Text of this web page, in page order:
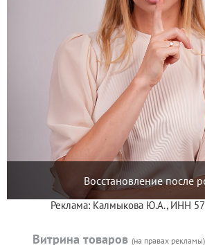
Восстановление после
Реклама: Калмыкова Ю.А., ИНН
Витрина товаров (на правах рекламы)